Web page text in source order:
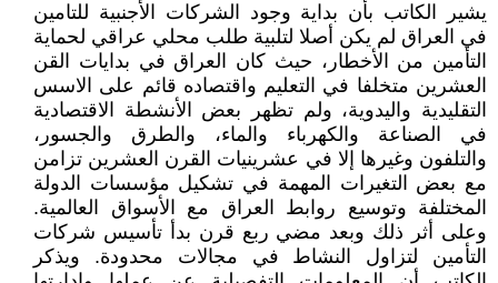
يشير الكاتب بأن بداية وجود الشركات الأجنبية للتامين
في العراق لم يكن أصلا لتلبية طلب محلي عراقي لحماية
التأمين من الأخطار، حيث كان العراق في بدايات القن
العشرين متخلفا في التعليم واقتصاده قائم على الاسس
التقليدية واليدوية، ولم تظهر بعض الأنشطة الاقتصادية
في الصناعة والكهرباء والماء، والطرق والجسور،
والتلفون وغيرها إلا في عشرينيات القرن العشرين تزامن
مع بعض التغيرات المهمة في تشكيل مؤسسات الدولة
المختلفة وتوسيع روابط العراق مع الأسواق العالمية.
وعلى أثر ذلك وبعد مضي ربع قرن بدأ تأسيس شركات
التأمين لتزاول النشاط في مجالات محدودة. ويذكر